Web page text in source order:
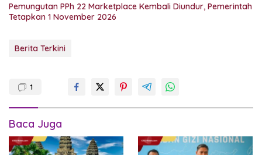
Pemungutan PPh 22 Marketplace Kembali Diundur, Pemerintah
Tetapkan 1 November 2026
Berita Terkini
1
Baca Juga